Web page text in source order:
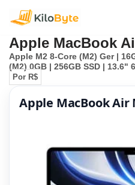
para
o
conteúdo
Apple MacBook
Apple M2 8-Core (M2) Ger |
(M2) 0GB | 256GB SSD | 13.6"
Por R$
Apple MacBook Air